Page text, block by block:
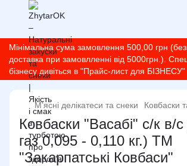
Мінімальна сума замовлення 500,00 грн
доставка при замовлленні від 5000грн.).
бізнесу дивіться в "Прайс-лист для БІЗНЕСУ"
М’ясні делікатеси та снеки Ковбаски
Ковбаски "Васабі" с/к в/с
газ 0,095 - 0,110 кг.) ТМ
"Закарпатські Ковбаси"